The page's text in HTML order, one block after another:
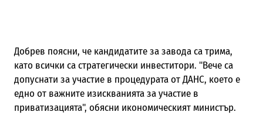
Добрев поясни, че кандидатите за завода са трима,
като всички са стратегически инвеститори. "Вече са
допуснати за участие в процедурата от ДАНС, което е
едно от важните изискванията за участие в
приватизацията", обясни икономическият министър.